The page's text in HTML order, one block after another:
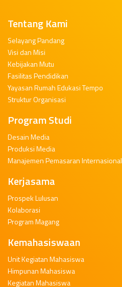
Tentang Kami
Selayang Pandang
Visi dan Misi
Kebijakan Mutu
Fasilitas Pendidikan
Yayasan Rumah Edukasi Tempo
Struktur Organisasi
Program Studi
Desain Media
Produksi Media
Manajemen Pemasaran Internasional
Kerjasama
Prospek Lulusan
Kolaborasi
Program Magang
Kemahasiswaan
Unit Kegiatan Mahasiswa
Himpunan Mahasiswa
Kegiatan Mahasiswa